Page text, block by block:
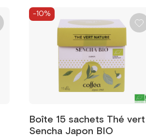
Boîte 15 sachets Thé vert
Sencha Japon BIO
-10%